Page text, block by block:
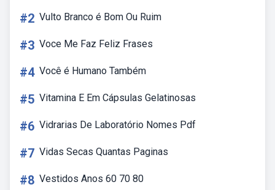
#2 Vulto Branco é Bom Ou Ruim
#3 Voce Me Faz Feliz Frases
#4 Você é Humano Também
#5 Vitamina E Em Cápsulas Gelatinosas
#6 Vidrarias De Laboratório Nomes Pdf
#7 Vidas Secas Quantas Paginas
#8 Vestidos Anos 60 70 80